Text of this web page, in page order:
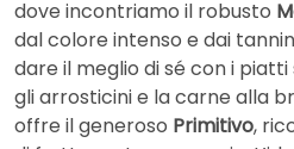
dove incontriamo il robusto
dal colore intenso e dai
dare il meglio di sé con i
gli arrosticini e la carne alla
offre il generoso Primitivo,